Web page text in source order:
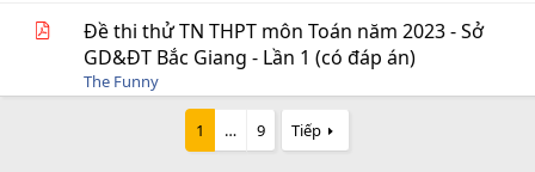
Đề thi thử TN THPT môn Toán năm 2023 - Sở
GD&ĐT Bắc Giang - Lần 1 (có đáp án)
The Funny
1 … 9 Tiếp